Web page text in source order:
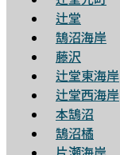
辻堂
鵠沼海岸
藤沢
辻堂東海岸
辻堂西海岸
本鵠沼
鵠沼橘